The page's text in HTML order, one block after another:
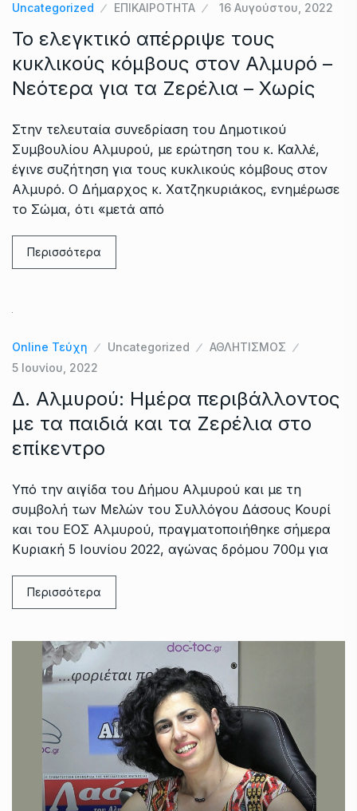
Uncategorized ΕΠΙΚΑΙΡΟΤΗΤΑ 16 Αυγούστου, 2022
Το ελεγκτικό απέρριψε τους
κυκλικούς κόμβους στον Αλμυρό –
Νεότερα για τα Ζερέλια – Χωρίς
Στην τελευταία συνεδρίαση του Δημοτικού
Συμβουλίου Αλμυρού, με ερώτηση του κ. Καλλέ,
έγινε συζήτηση για τους κυκλικούς κόμβους στον
Αλμυρό. Ο Δήμαρχος κ. Χατζηκυριάκος, ενημέρωσε
το Σώμα, ότι «μετά από
Περισσότερα
Online Τεύχη Uncategorized
ΑΘΛΗΤΙΣΜΟΣ
5 Ιουνίου, 2022
Δ. Αλμυρού: Ημέρα περιβάλλοντος
με τα παιδιά και τα Ζερέλια στο
επίκεντρο
Υπό την αιγίδα του Δήμου Αλμυρού και με τη
συμβολή των Μελών του Συλλόγου Δάσους Κουρί
και του ΕΟΣ Αλμυρού, πραγματοποιήθηκε σήμερα
Κυριακή 5 Ιουνίου 2022, αγώνας δρόμου 700μ για
Περισσότερα